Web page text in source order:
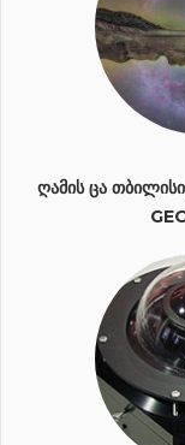
ᲦᲐᲛᲘᲡ ᲪᲐ